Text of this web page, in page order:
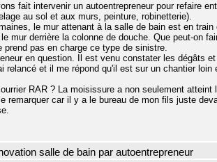
fait intervenir un autoentrepreneur pour refaire
au sol et aux murs, peinture, robinetterie).
le mur attenant à la salle de bain est en
mur derrière la colonne de douche. Que peut-on
prend pas en charge ce type de sinistre.
en question. Il est venu constater les dégâts
relancé et il me répond qu'il est sur un chantier
RAR ? La moisissure a non seulement
remarquer car il y a le bureau de mon fils juste
salle de bain par autoentrepreneur